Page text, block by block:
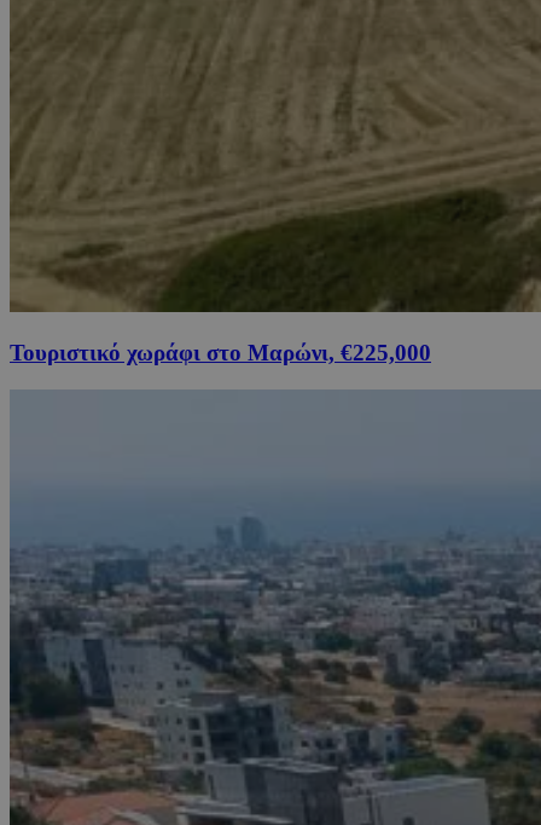
Τουριστικό χωράφι στο Μαρώνι, €225,000